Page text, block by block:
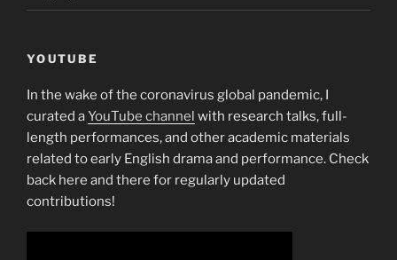
YOUTUBE
In the wake of the coronavirus global pandemic, I
curated aYouTube channel with research talks, full-
length performances, and other academic materials
related to early English drama and performance. Check
back here and there for regularly updated
contributions!